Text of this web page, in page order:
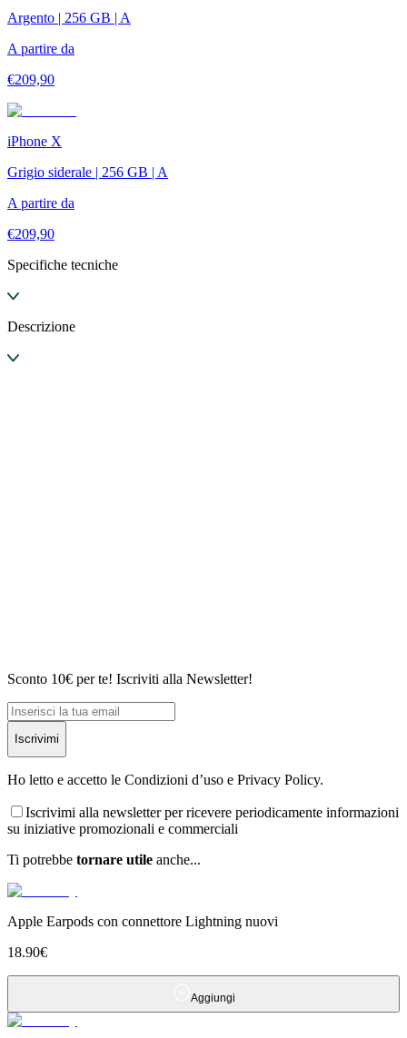
Argento | 256 GB | A
A partire da
€209,90
iPhone X
Grigio siderale | 256 GB | A
A partire da
€209,90
Specifiche tecniche
Descrizione
Sconto 10€ per te! Iscriviti alla Newsletter!
Iscrivimi
Ho letto e accetto le Condizioni d’uso e Privacy Policy.
Iscrivimi alla newsletter per ricevere periodicamente informazioni
su iniziative promozionali e commerciali
Ti potrebbe tornare utile anche...
Apple Earpods con connettore Lightning nuovi
18.90€
Aggiungi